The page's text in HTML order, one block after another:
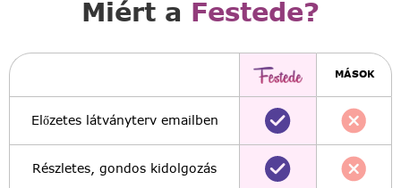
Miért a Festede?
MÁSOK
Előzetes látványterv emailben
Részletes, gondos kidolgozás